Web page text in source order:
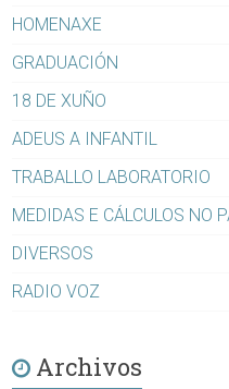
HOMENAXE
GRADUACIÓN
18 DE XUÑO
ADEUS A INFANTIL
TRABALLO LABORATORIO
MEDIDAS E CÁLCULOS NO
DIVERSOS
RADIO VOZ
Archivos